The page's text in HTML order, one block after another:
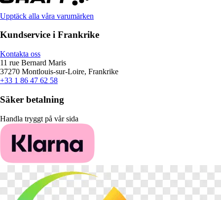
Upptäck alla våra varumärken
Kundservice i Frankrike
Kontakta oss
11 rue Bernard Maris
37270 Montlouis-sur-Loire, Frankrike
+33 1 86 47 62 58
Säker betalning
Handla tryggt på vår sida